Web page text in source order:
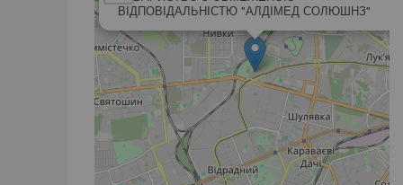
ВІДПОВІДАЛЬНІСТЮ "АЛДІМЕД СОЛЮШНЗ"